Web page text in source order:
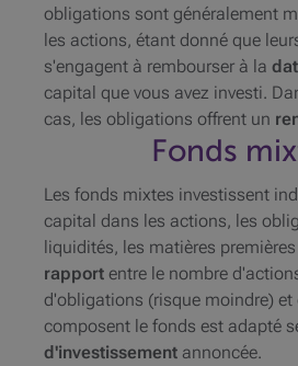
obligations sont généralement
les actions, étant donné que
s'engagent à rembourser à la
capital que vous avez investi.
cas, les obligations offrent un
Fonds
Les fonds mixtes investissent
capital dans les actions, les
liquidités, les matières
rapport entre le nombre
d'obligations (risque moindre)
composent le fonds est adapté
d'investissement annoncée.